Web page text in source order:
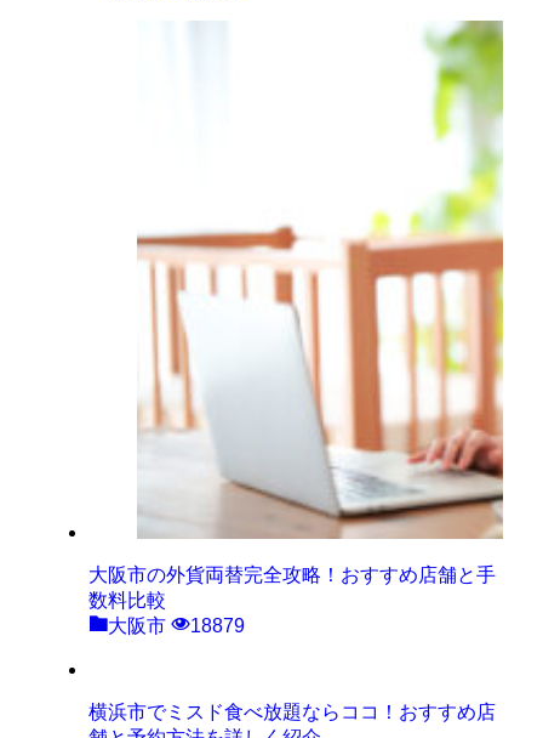
大阪市の外貨両替完全攻略！おすすめ店舗と手
数料比較
大阪市
18879
横浜市でミスド食べ放題ならココ！おすすめ店